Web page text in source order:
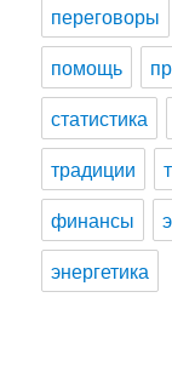
переговоры
помощь
статистика
традиции
финансы
энергетика